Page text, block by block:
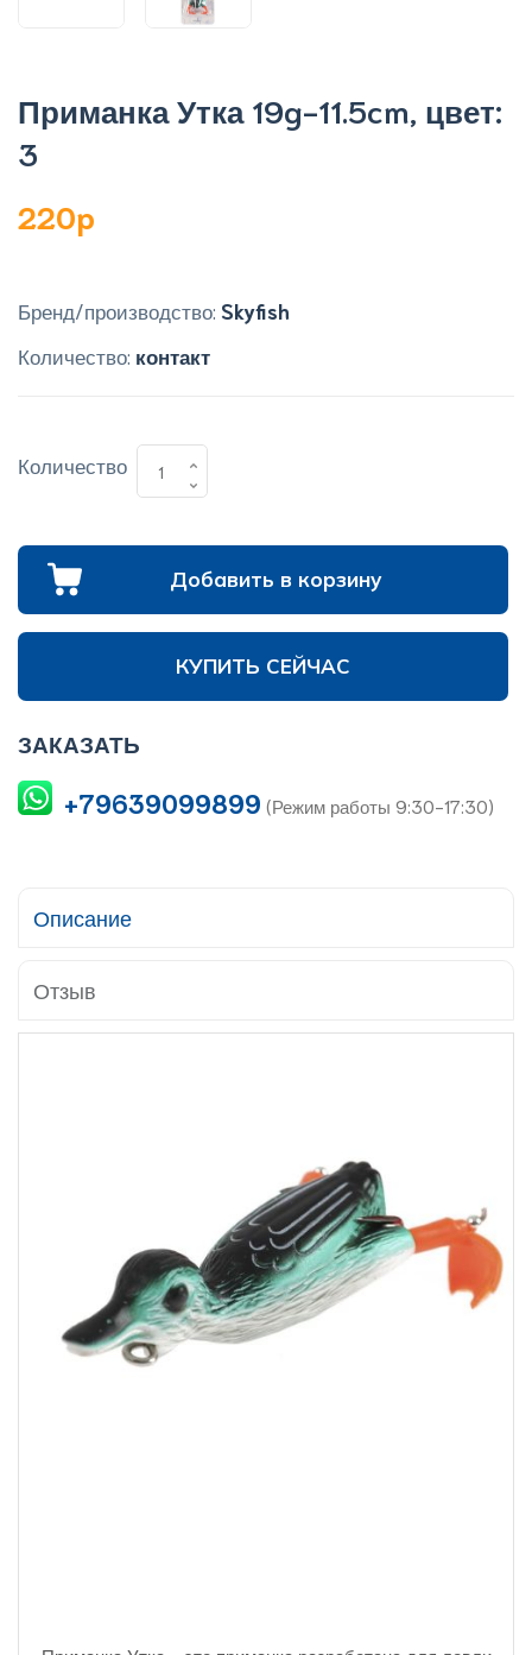
Приманка Утка 19g-11.5cm, цвет:
3
220p
Бренд/производство: Skyfish
Количество: контакт
Количество
Добавить в корзину
КУПИТЬ СЕЙЧАС
ЗАКАЗАТЬ
+79639099899 (Режим работы 9:30-17:30)
Описание
Отзыв